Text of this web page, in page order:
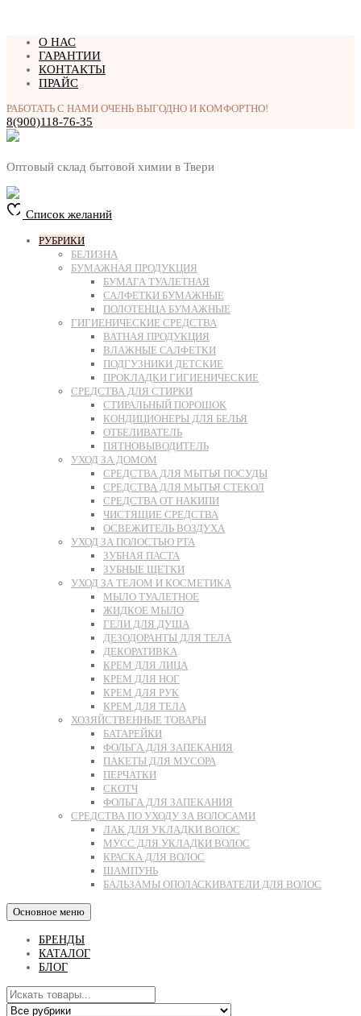
Перейти
содержимому
О НАС
ГАРАНТИИ
КОНТАКТЫ
ПРАЙС
РАБОТАТЬ С НАМИ ОЧЕНЬ ВЫГОДНО И КОМФОРТНО!
8(900)118-76-35
Оптовый склад бытовой химии в Твери
Список желаний
РУБРИКИ
БЕЛИЗНА
БУМАЖНАЯ ПРОДУКЦИЯ
БУМАГА ТУАЛЕТНАЯ
САЛФЕТКИ БУМАЖНЫЕ
ПОЛОТЕНЦА БУМАЖНЫЕ
ГИГИЕНИЧЕСКИЕ СРЕДСТВА
ВАТНАЯ ПРОДУКЦИЯ
ВЛАЖНЫЕ САЛФЕТКИ
ПОДГУЗНИКИ ДЕТСКИЕ
ПРОКЛАДКИ ГИГИЕНИЧЕСКИЕ
СРЕДСТВА ДЛЯ СТИРКИ
СТИРАЛЬНЫЙ ПОРОШОК
КОНДИЦИОНЕРЫ ДЛЯ БЕЛЬЯ
ОТБЕЛИВАТЕЛЬ
ПЯТНОВЫВОДИТЕЛЬ
УХОД ЗА ДОМОМ
СРЕДСТВА ДЛЯ МЫТЬЯ ПОСУДЫ
СРЕДСТВА ДЛЯ МЫТЬЯ СТЕКОЛ
СРЕДСТВА ОТ НАКИПИ
ЧИСТЯЩИЕ СРЕДСТВА
ОСВЕЖИТЕЛЬ ВОЗДУХА
УХОД ЗА ПОЛОСТЬЮ РТА
ЗУБНАЯ ПАСТА
ЗУБНЫЕ ЩЕТКИ
УХОД ЗА ТЕЛОМ И КОСМЕТИКА
МЫЛО ТУАЛЕТНОЕ
ЖИДКОЕ МЫЛО
ГЕЛИ ДЛЯ ДУША
ДЕЗОДОРАНТЫ ДЛЯ ТЕЛА
ДЕКОРАТИВКА
КРЕМ ДЛЯ ЛИЦА
КРЕМ ДЛЯ НОГ
КРЕМ ДЛЯ РУК
КРЕМ ДЛЯ ТЕЛА
ХОЗЯЙСТВЕННЫЕ ТОВАРЫ
БАТАРЕЙКИ
ФОЛЬГА ДЛЯ ЗАПЕКАНИЯ
ПАКЕТЫ ДЛЯ МУСОРА
ПЕРЧАТКИ
СКОТЧ
ФОЛЬГА ДЛЯ ЗАПЕКАНИЯ
СРЕДСТВА ПО УХОДУ ЗА ВОЛОСАМИ
ЛАК ДЛЯ УКЛАДКИ ВОЛОС
МУСС ДЛЯ УКЛАДКИ ВОЛОС
КРАСКА ДЛЯ ВОЛОС
ШАМПУНЬ
БАЛЬЗАМЫ ОПОЛАСКИВАТЕЛИ ДЛЯ ВОЛОС
Основное меню
БРЕНДЫ
КАТАЛОГ
БЛОГ